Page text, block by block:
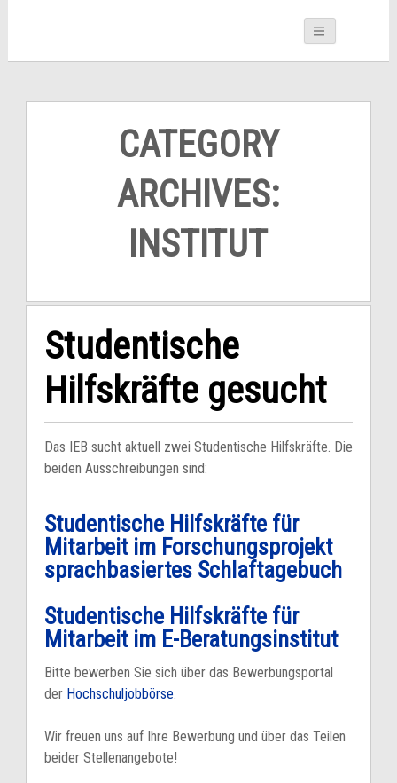
CATEGORY
ARCHIVES:
INSTITUT
Studentische
Hilfskräfte gesucht
Das IEB sucht aktuell zwei Studentische Hilfskräfte. Die
beiden Ausschreibungen sind:
Studentische Hilfskräfte für
Mitarbeit im Forschungsprojekt
sprachbasiertes Schlaftagebuch
Studentische Hilfskräfte für
Mitarbeit im E-Beratungsinstitut
Bitte bewerben Sie sich über das Bewerbungsportal
der Hochschuljobbörse.
Wir freuen uns auf Ihre Bewerbung und über das Teilen
beider Stellenangebote!